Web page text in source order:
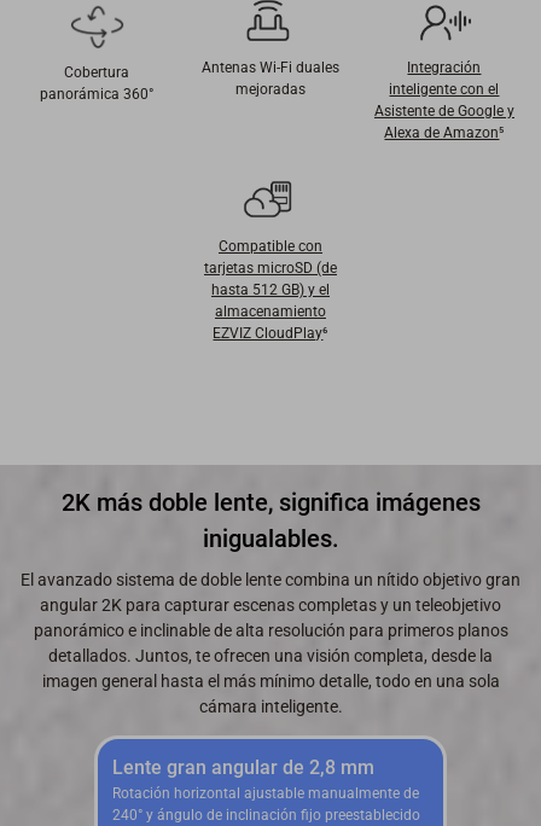
Cobertura
panorámica 360°
Antenas Wi-Fi duales
mejoradas
Integración
inteligente con el
Asistente de Google y
Alexa de Amazon⁵
Compatible con
tarjetas microSD (de
hasta 512 GB) y el
almacenamiento
EZVIZ CloudPlay⁶
2K más doble lente, significa imágenes
inigualables.
El avanzado sistema de doble lente combina un nítido objetivo gran
angular 2K para capturar escenas completas y un teleobjetivo
panorámico e inclinable de alta resolución para primeros planos
detallados. Juntos, te ofrecen una visión completa, desde la
imagen general hasta el más mínimo detalle, todo en una sola
cámara inteligente.
Lente gran angular de 2,8 mm
Rotación horizontal ajustable manualmente de
240° y ángulo de inclinación fijo preestablecido